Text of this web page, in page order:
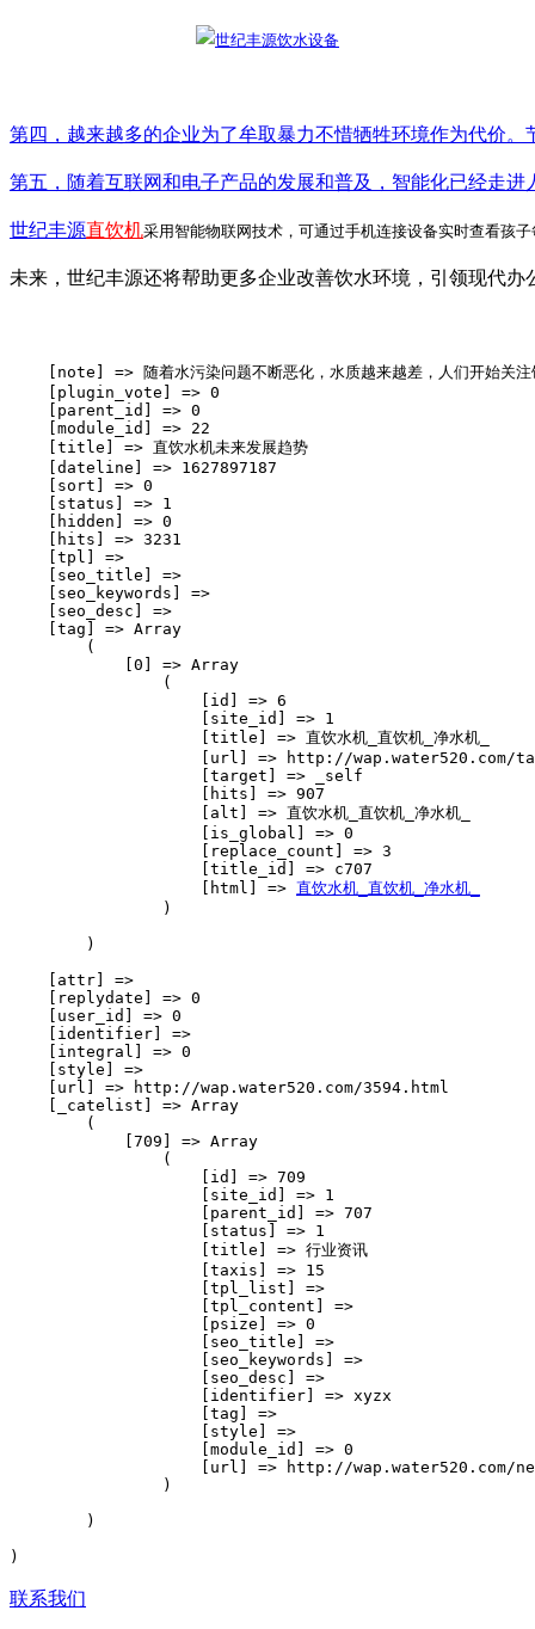
第四，越来越多的企业为了牟取暴力不惜牺牲环境作为代价
第五，随着互联网和电子产品的发展和普及，智能化已经走
世纪丰源直饮机采用智能物联网技术，可通过手机连接设备实时查看孩
未来，世纪丰源还将帮助更多企业改善饮水环境，引领现代
[note] => 随着水污染问题不断恶化，水质越来越差，人们开始关注
    [plugin_vote] => 0
    [parent_id] => 0
    [module_id] => 22
    [title] => 直饮水机未来发展趋势
    [dateline] => 1627897187
    [sort] => 0
    [status] => 1
    [hidden] => 0
    [hits] => 3231
    [tpl] =>
    [seo_title] =>
    [seo_keywords] =>
    [seo_desc] =>
    [tag] => Array
        (
            [0] => Array
                (
                    [id] => 6
                    [site_id] => 1
                    [title] => 直饮水机_直饮机_净水机_
[url] => http://wap.water520.com/
                    [target] => _self
                    [hits] => 907
                    [alt] => 直饮水机_直饮机_净水机_
                    [is_global] => 0
                    [replace_count] => 3
                    [title_id] => c707
                    [html] =>
直饮水机_直饮机_净水机_
                )
        )
    [attr] =>
    [replydate] => 0
    [user_id] => 0
    [identifier] =>
    [integral] => 0
    [style] =>
    [url] => http://wap.water520.com/3594.html
    [_catelist] => Array
        (
            [709] => Array
                (
                    [id] => 709
                    [site_id] => 1
                    [parent_id] => 707
                    [status] => 1
                    [title] => 行业资讯
                    [taxis] => 15
                    [tpl_list] =>
                    [tpl_content] =>
                    [psize] => 0
                    [seo_title] =>
                    [seo_keywords] =>
                    [seo_desc] =>
                    [identifier] => xyzx
                    [tag] =>
                    [style] =>
                    [module_id] => 0
[url] => http://wap.water520.com/
                )
        )
联系我们